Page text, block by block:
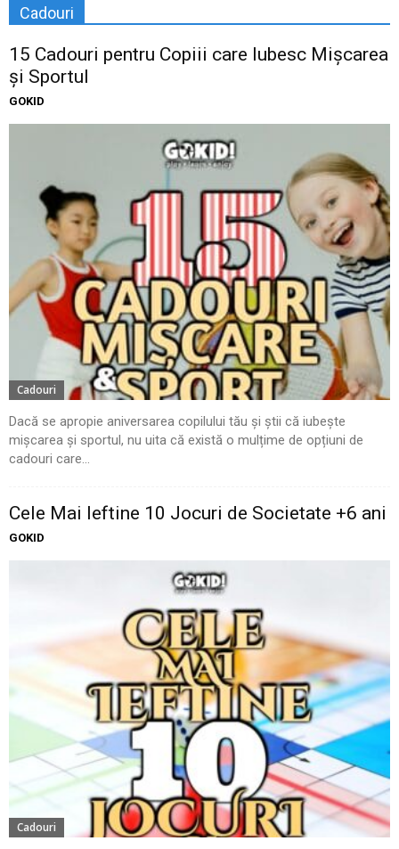
Cadouri
15 Cadouri pentru Copiii care Iubesc Mișcarea
și Sportul
GOKID
Cadouri
Dacă se apropie aniversarea copilului tău și știi că iubește
mișcarea și sportul, nu uita că există o mulțime de opțiuni de
cadouri care...
Cele Mai Ieftine 10 Jocuri de Societate +6 ani
GOKID
Cadouri